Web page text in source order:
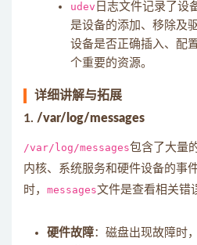
udev 日志文件记录了设
是设备的添加、移除及
设备是否正确插入、配
个重要的资源。
详细讲解与拓展
1. /var/log/messages
/var/log/messages包含了大量
内核、系统服务和硬件设备的事
时， messages文件是查看相关错
硬件故障：磁盘出现故障时，